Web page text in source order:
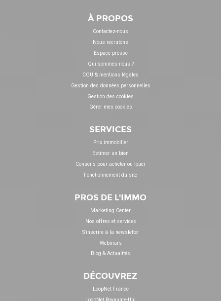
À PROPOS
Contactez-nous
Nous recrutons
Espace presse
Qui sommes-nous ?
CGU & mentions légales
Gestion des données personnelles
Gestion des cookies
Gérer mes cookies
SERVICES
Prix immobilier
Estimer un bien
Conseils pour acheter ou louer
Fonctionnement du site
PROS DE L'IMMO
Marketing Center
Nos offres et services
S'inscrire à la newsletter
Webinars
Blog & Actualités
DÉCOUVREZ
LoopNet France